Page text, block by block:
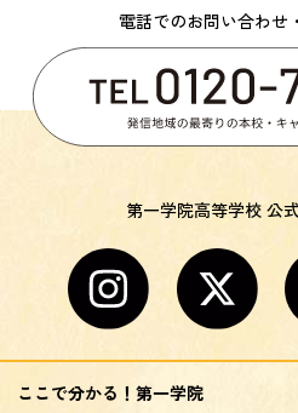
電話でのお問い合わせ
第一学院高等学校 公
ここで分かる！第一学院